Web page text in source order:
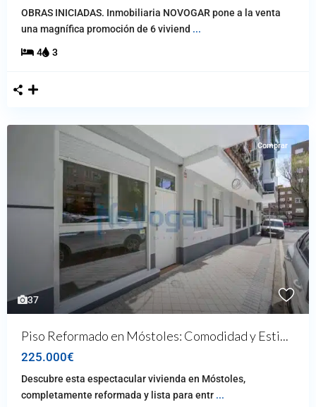
OBRAS INICIADAS. Inmobiliaria NOVOGAR pone a la venta
una magnífica promoción de 6 viviend ...
4 3
37
Comprar
Piso Reformado en Móstoles: Comodidad y Esti...
225.000€
Descubre esta espectacular vivienda en Móstoles,
completamente reformada y lista para entr ...